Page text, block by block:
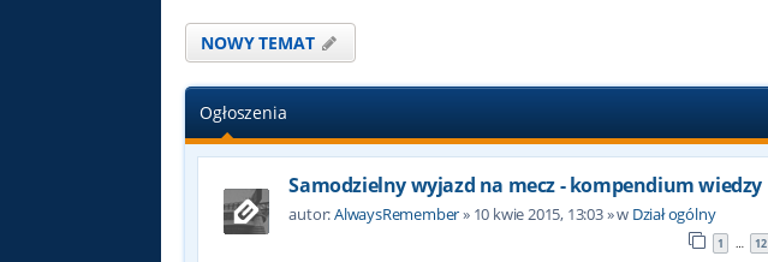
NOWY TEMAT
Ogłoszenia
Samodzielny wyjazd na mecz - kompendium wiedzy
autor:AlwaysRemember» 10 kwie 2015, 13:03» w Dział ogólny
1 … 12